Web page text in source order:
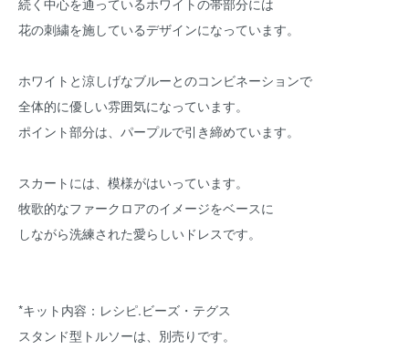
続く中心を通っているホワイトの帯部分には
花の刺繍を施しているデザインになっています。
ホワイトと涼しげなブルーとのコンビネーションで
全体的に優しい雰囲気になっています。
ポイント部分は、パープルで引き締めています。
スカートには、模様がはいっています。
牧歌的なファークロアのイメージをベースに
しながら洗練された愛らしいドレスです。
*キット内容：レシピ.ビーズ・テグス
スタンド型トルソーは、別売りです。